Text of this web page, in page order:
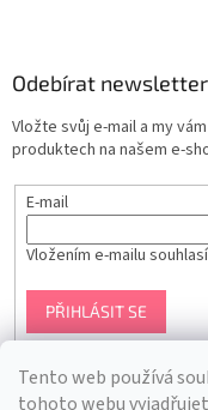
Tento web používá
tohoto webu
Odebírat newsletter
Vložte svůj e-mail a my
produktech na našem e-
E-mail
Vložením e-mailu
PŘIHLÁSIT SE